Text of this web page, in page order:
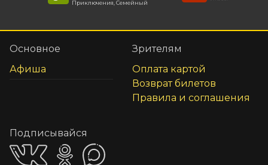
Приключения, Семейный
Основное
Афиша
Зрителям
Оплата картой
Возврат билетов
Правила и соглашения
Подписывайся